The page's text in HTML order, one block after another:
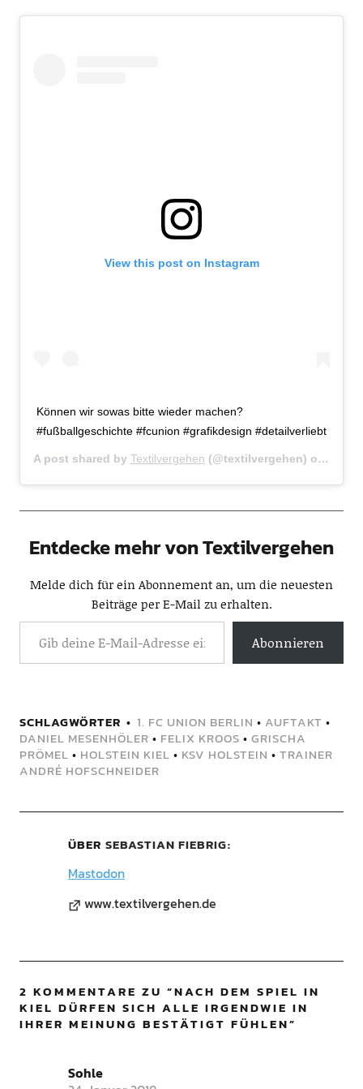
View this post on Instagram
Können wir sowas bitte wieder machen?
#fußballgeschichte #fcunion #grafikdesign #detailverliebt
A post shared by Textilvergehen (@textilvergehen) on
Entdecke mehr von Textilvergehen
Melde dich für ein Abonnement an, um die neuesten
Beiträge per E-Mail zu erhalten.
Abonnieren
SCHLAGWÖRTER 1. FC UNION BERLIN • AUFTAKT •
DANIEL MESENHÖLER • FELIX KROOS • GRISCHA
PRÖMEL • HOLSTEIN KIEL • KSV HOLSTEIN • TRAINER
ANDRÉ HOFSCHNEIDER
ÜBER SEBASTIAN FIEBRIG
Mastodon
www.textilvergehen.de
2 KOMMENTARE ZU “NACH DEM SPIEL IN
KIEL DÜRFEN SICH ALLE IRGENDWIE IN
IHRER MEINUNG BESTÄTIGT FÜHLEN”
Sohle